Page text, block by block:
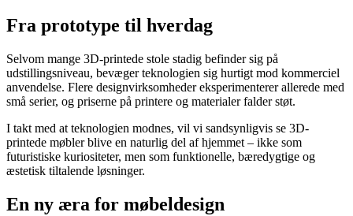
Fra prototype til hverdag
Selvom mange 3D-printede stole stadig befinder sig på
udstillingsniveau, bevæger teknologien sig hurtigt mod kommerciel
anvendelse. Flere designvirksomheder eksperimenterer allerede med
små serier, og priserne på printere og materialer falder støt.
I takt med at teknologien modnes, vil vi sandsynligvis se 3D-
printede møbler blive en naturlig del af hjemmet – ikke som
futuristiske kuriositeter, men som funktionelle, bæredygtige og
æstetisk tiltalende løsninger.
En ny æra for møbeldesign